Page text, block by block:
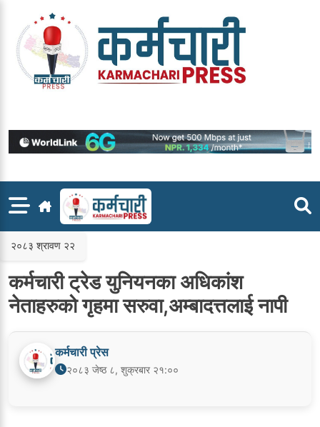
content
२०८३ श्रावण २२
कर्मचारी ट्रेड युनियनका अधिकांश
नेताहरुको गृहमा सरुवा,अम्बादत्तलाई नापी
कर्मचारी प्रेस
२०८३ जेष्ठ ८, शुक्रबार २१:००